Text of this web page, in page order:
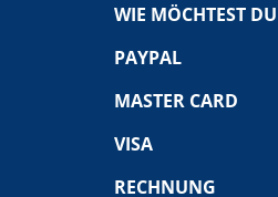
WIE MÖCHTEST
PAYPAL
MASTER CARD
VISA
RECHNUNG